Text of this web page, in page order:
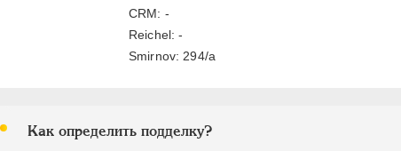
CRM: -
Reichel: -
Smirnov: 294/а
Как определить подделку?